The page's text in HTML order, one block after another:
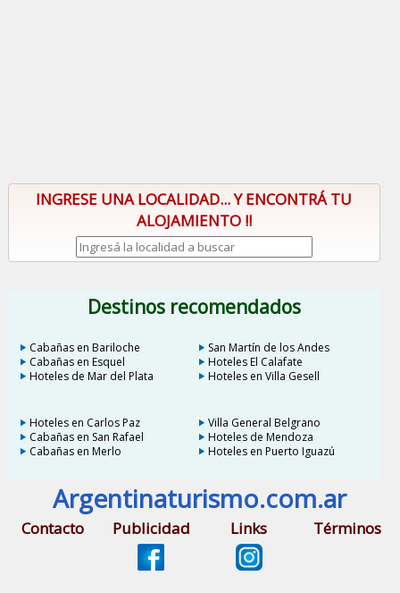
INGRESE UNA LOCALIDAD... Y ENCONTRÁ TU
ALOJAMIENTO !!
Destinos recomendados
Cabañas en Bariloche
San Martín de los Andes
Cabañas en Esquel
Hoteles El Calafate
Hoteles de Mar del Plata
Hoteles en Villa Gesell
Hoteles en Carlos Paz
Villa General Belgrano
Cabañas en San Rafael
Hoteles de Mendoza
Cabañas en Merlo
Hoteles en Puerto Iguazú
Argentinaturismo.com.ar
Contacto Publicidad Links Términos